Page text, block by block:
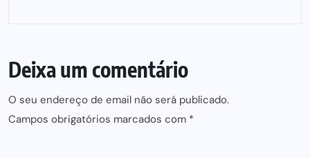
Deixa um comentário
O seu endereço de email não será publicado.
Campos obrigatórios marcados com *